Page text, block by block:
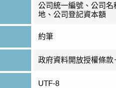
公司統一編號、公司名
地、公司登記資本額
約筆
政府資料開放授權條款
UTF-8